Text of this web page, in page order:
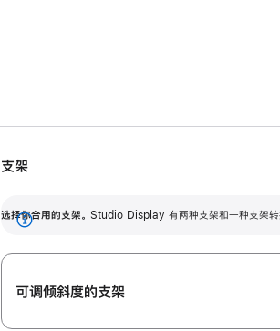
调节范围。
毫
支架
选择你合用的支架。 Studio Display 有两种支架和一种支架转
展
开
可调倾斜度的支架